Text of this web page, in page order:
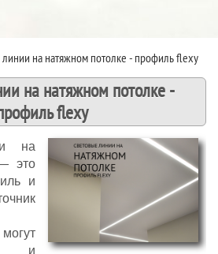
на натяжном потолке - профиль flexy
на натяжном потолке -
flexy
на
это
и
и